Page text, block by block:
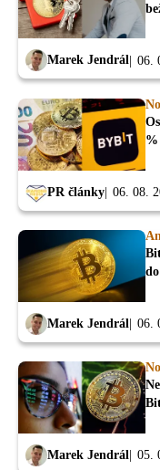
Marek Jendrál 06.
%
PR články 06. 08.
Marek Jendrál 06.
Marek Jendrál 05.